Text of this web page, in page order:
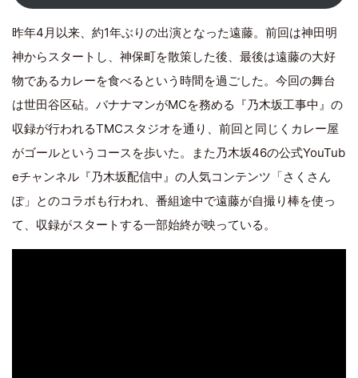
昨年4月以来、約1年ぶりの出演となった遠藤。前回は神田明
神からスタートし、神保町を散策した後、最後は遠藤の大好
物であるカレーを食べるという時間を過ごした。今回の舞台
は世田谷区砧。バナナマンがMCを務める『乃木坂工事中』の
収録が行われるTMCスタジオを通り、前回と同じくカレー屋
がゴールというコースを歩いた。また乃木坂46の公式YouTub
eチャンネル『乃木坂配信中』の人気コンテンツ「さくさん
ぽ」とのコラボも行われ、番組途中で遠藤が自撮り棒を使っ
て、収録がスタートする一部始終が映っている。